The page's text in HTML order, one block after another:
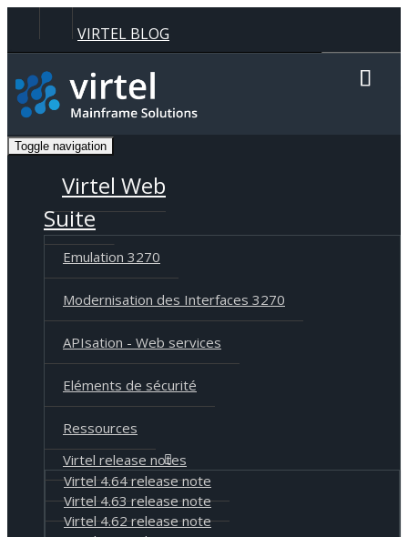
Panneau de gestion des cookies
VIRTEL BLOG
Recherche
Toggle navigation
Virtel Web
Suite
Emulation 3270
Modernisation des Interfaces 3270
APIsation - Web services
Eléments de sécurité
Ressources
Virtel release notes
Virtel 4.64 release note
Virtel 4.63 release note
Virtel 4.62 release note